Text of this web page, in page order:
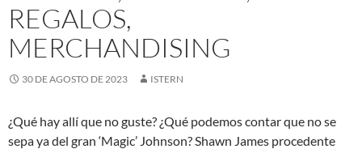
REGALOS,
MERCHANDISING
30 DE AGOSTO DE 2023 ISTERN
¿Qué hay allí que no guste? ¿Qué podemos contar que no se
sepa ya del gran ‘Magic’ Johnson? Shawn James procedente